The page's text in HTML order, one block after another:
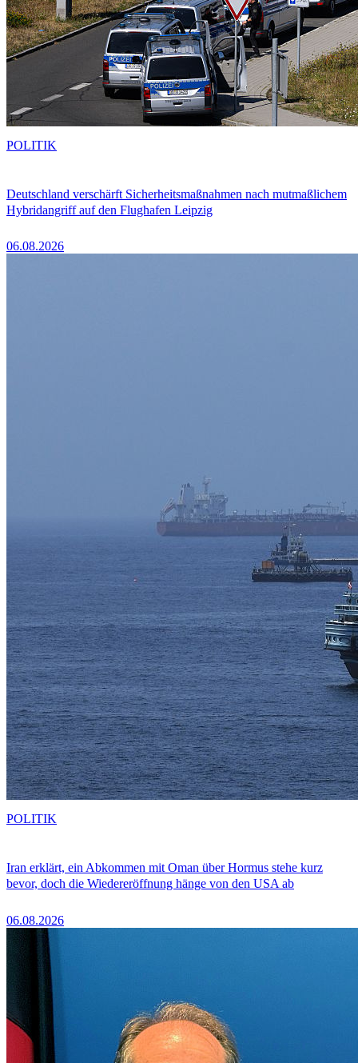
Deutschland verschärft Sicherheitsmaßnahmen nach mutmaßlichem
Hybridangriff auf den Flughafen Leipzig
06.08.2026
POLITIK
Iran erklärt, ein Abkommen mit Oman über Hormus stehe kurz
bevor, doch die Wiedereröffnung hänge von den USA ab
06.08.2026
POLITIK